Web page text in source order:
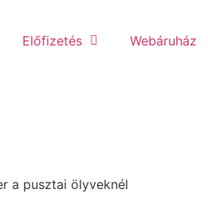
Előfizetés Webáruház
a pusztai ölyveknél